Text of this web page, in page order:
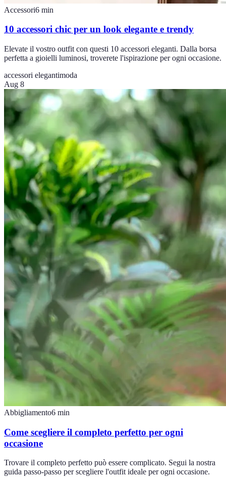
Accessori6 min
10 accessori chic per un look elegante e trendy
Elevate il vostro outfit con questi 10 accessori eleganti. Dalla borsa
perfetta a gioielli luminosi, troverete l'ispirazione per ogni occasione.
accessori elegantimoda
Aug 8
Abbigliamento6 min
Come scegliere il completo perfetto per ogni
occasione
Trovare il completo perfetto può essere complicato. Segui la nostra
guida passo-passo per scegliere l'outfit ideale per ogni occasione.